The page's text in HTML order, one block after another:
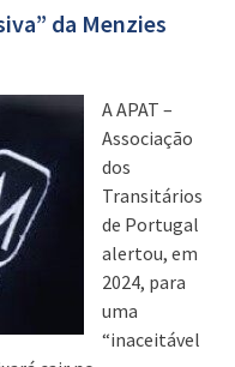
da Menzies
A APAT –
Associação
dos
Transitários
de Portugal
alertou, em
2024, para
uma
“inaceitável